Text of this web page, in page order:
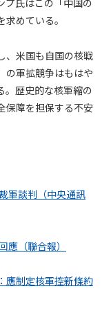
プ氏はこの「中国の
めている。
、米国も自国の核戦
の軍拡競争はもはや
。歴史的な核軍縮の
保障を担保する不安
軍談判（中央通訊
（聯合報）
制定核軍控新條約